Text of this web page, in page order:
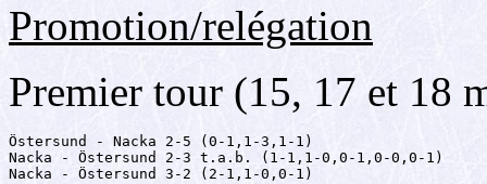
Promotion/relégation
Premier tour (15, 17 et 18
Östersund - Nacka 2-5 (0-1,1-3,1-1)
Nacka - Östersund 2-3 t.a.b. (1-1,1-0,0-1,0-0,0-1)
Nacka - Östersund 3-2 (2-1,1-0,0-1)